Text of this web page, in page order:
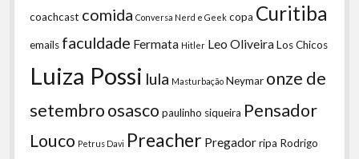
coachcast comida Conversa Nerd e Geek copa Curitiba
emails faculdade Fermata Hitler Leo OliveiraLos Chicos
Luiza Possi lula Masturbação Neymar onze de
setembroosasco paulinho siqueira Pensador
Louco Petrus Davi Preacher Pregadorripa Rodrigo